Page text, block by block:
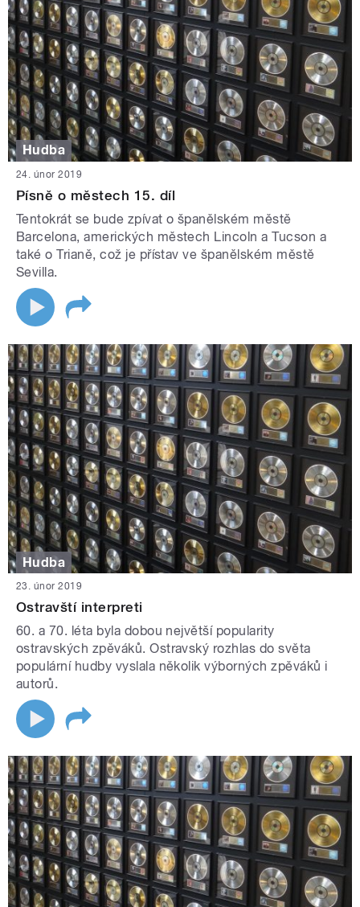
Hudba
24. únor 2019
Písně o městech 15. díl
Tentokrát se bude zpívat o španělském městě
Barcelona, amerických městech Lincoln a Tucson a
také o Trianě, což je přístav ve španělském městě
Sevilla.
Hudba
23. únor 2019
Ostravští interpreti
60. a 70. léta byla dobou největší popularity
ostravských zpěváků. Ostravský rozhlas do světa
populární hudby vyslala několik výborných zpěváků i
autorů.